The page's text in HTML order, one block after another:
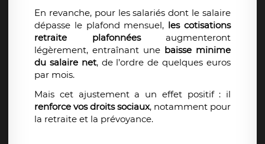
En revanche, pour les salariés dont le salaire
dépasse le plafond mensuel, les cotisations
retraite plafonnéesaugmenteront
légèrement, entraînant une baisse minime
du salaire net, de l’ordre de quelques euros
par mois.
Mais cet ajustement a un effet positif : il
renforce vos droits sociaux, notamment pour
la retraite et la prévoyance.